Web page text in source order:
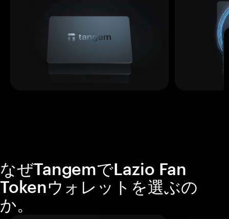
なぜTangemでLazio Fan
Tokenウォレットを選ぶの
か。